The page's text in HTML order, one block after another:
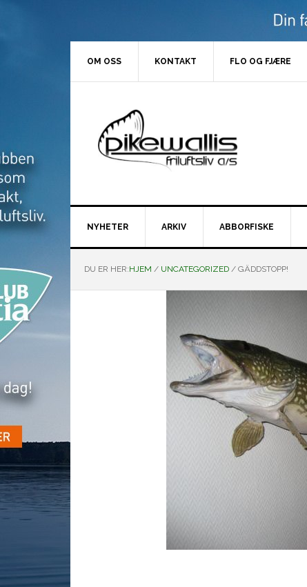
OM OSS KONTAKT FLO OG FJÆRE
NYHETER ARKIV ABBORFISKE
DU ER HER:HJEM / UNCATEGORIZED / GÄDDSTOPP!